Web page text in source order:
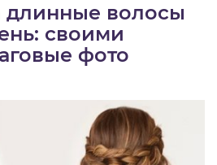
длинные волосы
своими
фото